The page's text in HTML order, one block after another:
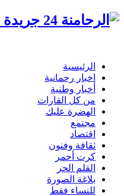
الرئيسية
اخبار رحمانية
أخبار وطنية
من كل القارات
الهضرة عليك
مجتمع
اقتصاد
ثقافة وفنون
كرت أحمر
القلم الحر
بلاغة الصورة
للنساء فقط